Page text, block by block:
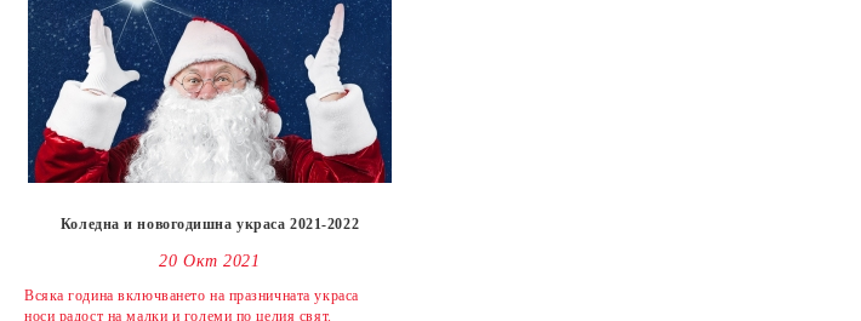
Коледна и новогодишна украса 2021-2022
20 Окт 2021
Всяка година включването на празничната украса
носи радост на малки и големи по целия свят.